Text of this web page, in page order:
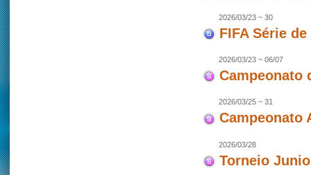
2026/03/23 ~ 30
FIFA Série
2026/03/23 ~ 06/07
Campeonato
2026/03/25 ~ 31
Campeonato
2026/03/28
Torneio